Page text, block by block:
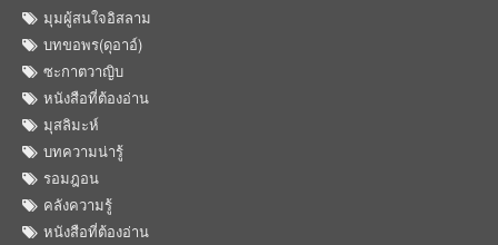
มุมผู้สนใจอิสลาม
บทขอพร(ดุอาอ์)
ซะกาตวาญิบ
หนังสือที่ต้องอ่าน
มุสลิมะห์
บทความน่ารู้
รอมฎอน
คลังความรู้
หนังสือที่ต้องอ่าน